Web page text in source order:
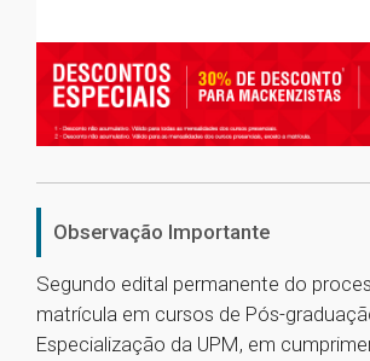
Observação Importante
Segundo edital permanente do
matrícula em cursos de Pós-
Especialização da UPM, em